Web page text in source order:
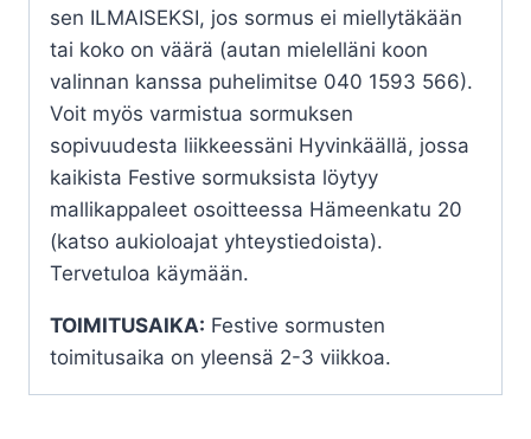
sen ILMAISEKSI, jos sormus ei miellytäkään
tai koko on väärä (autan mielelläni koon
valinnan kanssa puhelimitse 040 1593 566).
Voit myös varmistua sormuksen
sopivuudesta liikkeessäni Hyvinkäällä, jossa
kaikista Festive sormuksista löytyy
mallikappaleet osoitteessa Hämeenkatu 20
(katso aukioloajat yhteystiedoista).
Tervetuloa käymään.
TOIMITUSAIKA: Festive sormusten
toimitusaika on yleensä 2-3 viikkoa.